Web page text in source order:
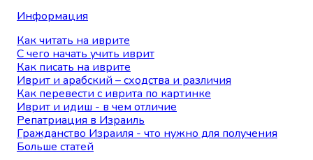
Информация
Как читать на иврите
С чего начать учить иврит
Как писать на иврите
Иврит и арабский – сходства и различия
Как перевести с иврита по картинке
Иврит и идиш - в чем отличие
Репатриация в Израиль
Гражданство Израиля - что нужно для получения
Больше статей